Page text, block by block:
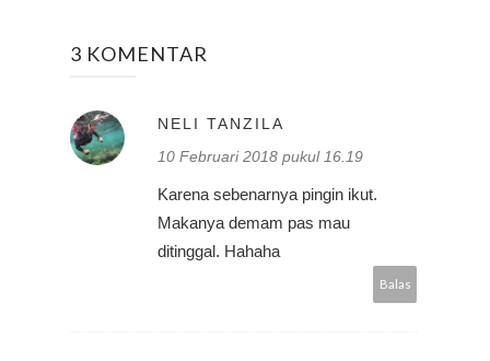
3 KOMENTAR
NELI TANZILA
10 Februari 2018 pukul 16.19
Karena sebenarnya pingin ikut.
Makanya demam pas mau
ditinggal. Hahaha
Balas